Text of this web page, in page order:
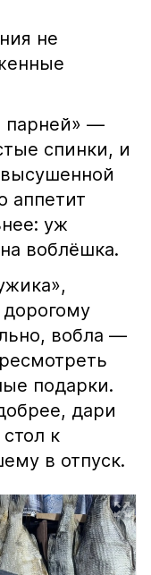
не
парней» —
спинки, и
аппетит
уж
воблёшка.
дорогому
вобла —
подарки.
дари
к
в отпуск.